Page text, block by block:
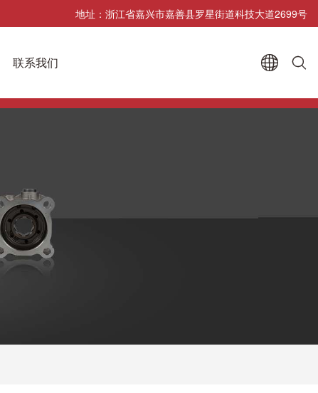
地址：浙江省嘉兴市嘉善县罗星街道科技大道2699号


联系我们